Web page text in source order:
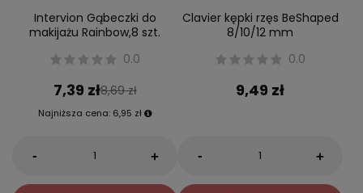
Intervion Gąbeczki do
makijażu Rainbow,8 szt.
0.0
7,39 zł8,69 zł
Najniższa cena: 6,95 zł
- +
Clavier kępki rzęs BeShaped
8/10/12 mm
0.0
9,49 zł
- +